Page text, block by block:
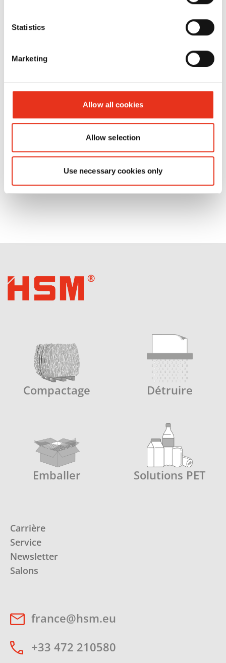
Statistics
Marketing
Allow all cookies
Allow selection
Use necessary cookies only
3,1 mm 40
40/VK 48
Compactage Détruire
Emballer Solutions PET
Carrière
Service
Newsletter
Salons
france@hsm.eu
+33 472 210580